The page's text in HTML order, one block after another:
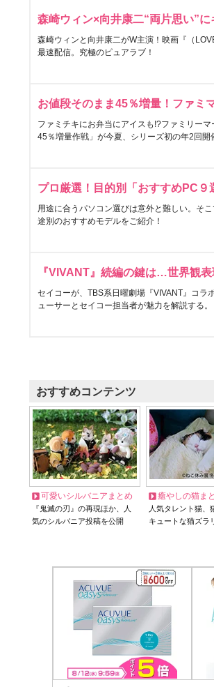
森崎ウィン×向井康二“両片思い”
森崎ウィンと向井康二がW主演！映画『（
最速配信。究極のピュアラブ！
お値段そのまま45％増量！ファミ
ファミチキにお弁当にアイスも!?ファミリー
45％増量作戦」が今夏、シリーズ初の年2回開
プロ厳選！目的別「おすすめPC９
用途に合うパソコン選びは意外と難しい。そ
途別のおすすめモデルをご紹介！
『VIVANT』続編の鍵は…世界観
セイコーが、TBS系日曜劇場『VIVANT』コラ
ューサーとセイコー担当者が魅力を解説する。
おすすめコンテンツ
可愛いシルバニアまとめ
『鬼滅の刃』の再現ほか、人
気のシルバニア投稿を公開
癒やしの猫ま
人気タレント猫
キュートな猫ズラ